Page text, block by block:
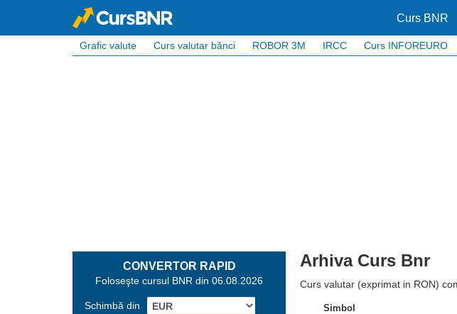
Curs BNR
Grafic valute Curs valutar bănci ROBOR 3M IRCC Curs INFOREURO
CONVERTOR RAPID
Foloseşte cursul BNR din 06.08.2026
Schimbă din
Arhiva Curs Bnr
Curs valutar (exprimat in RON)
Simbol